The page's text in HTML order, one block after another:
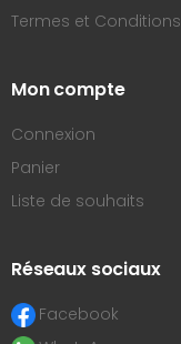
Termes et Conditions
Mon compte
Connexion
Panier
Liste de souhaits
Réseaux sociaux
Facebook